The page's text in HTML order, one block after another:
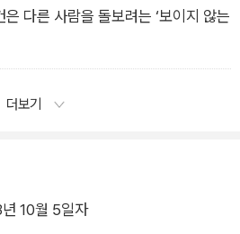
다른 사람을 돌보려는 ‘보이지 않는
더보기
10월 5일자